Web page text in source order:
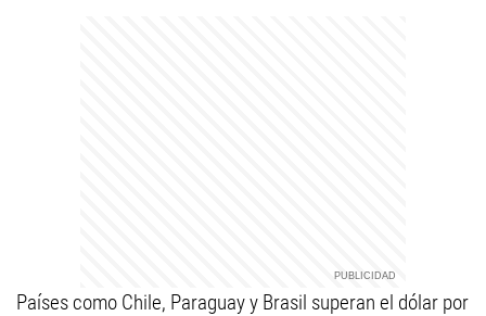
Países como Chile, Paraguay y Brasil superan el dólar por